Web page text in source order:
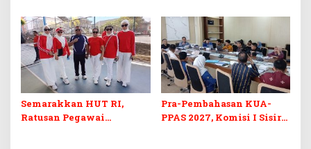
Barcode Curang
di Sultra
Semarakkan HUT RI,
Ratusan Pegawai
Pra-Pembahasan KUA-
PPAS 2027, Komisi I Sisir